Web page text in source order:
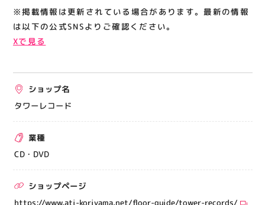
お問い合わせ
プライバシーポリシー
運営会社
出店をご検討の方へ
アティビジョンについて
※掲載情報は更新されている場合があります。最新の情報
は以下の公式SNSよりご確認ください。
Xで見る
ショップ名
タワーレコード
業種
CD・DVD
ショップページ
https://www.ati-koriyama.net/floor-guide/tower-records/